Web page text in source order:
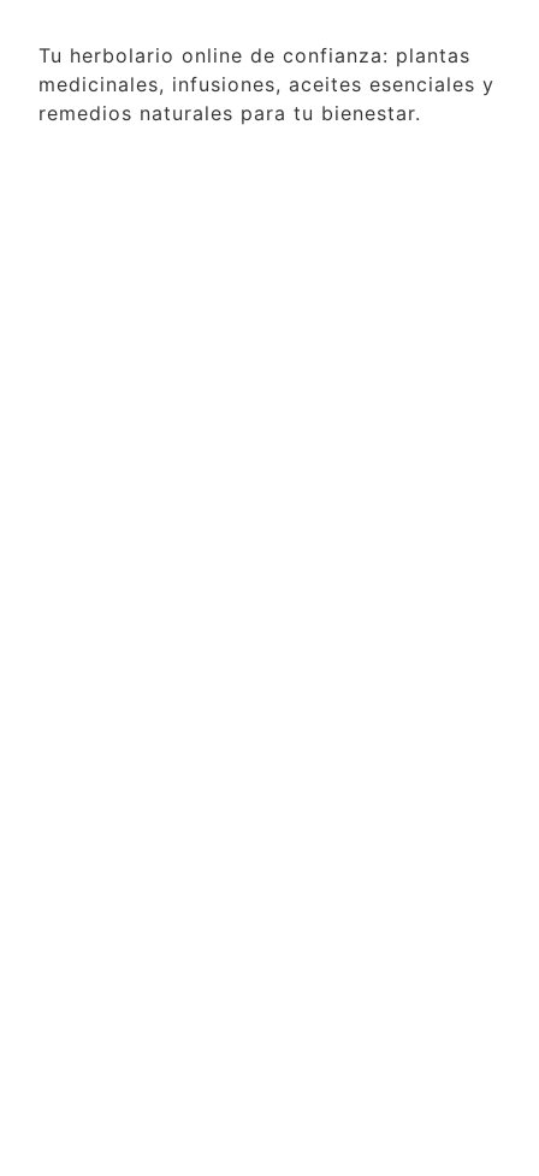
Tu herbolario online de confianza: plantas
medicinales, infusiones, aceites esenciales y
remedios naturales para tu bienestar.